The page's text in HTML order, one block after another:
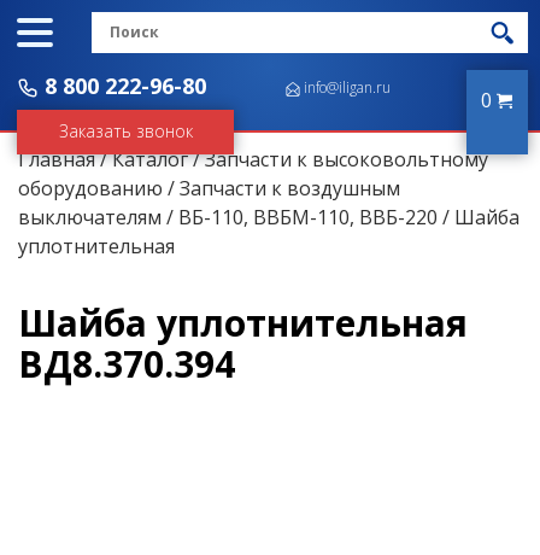
8 800 222-96-80
Заказать звонок
info@iligan.ru 0
Главная/Каталог/Запчасти к высоковольтному
оборудованию /Запчасти к воздушным
выключателям / ВБ-110, ВВБМ-110, ВВБ-220 / Шайба
уплотнительная
Шайба уплотнительная
ВД8.370.394